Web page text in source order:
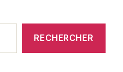
RECHERCHER